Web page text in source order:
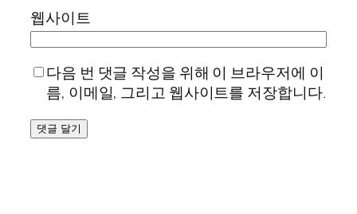
웹사이트
다음 번 댓글 작성을 위해 이 브라우저에 이
름, 이메일, 그리고 웹사이트를 저장합니다.